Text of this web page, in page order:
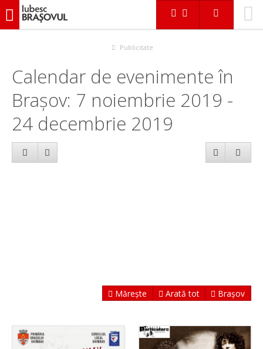
iubescbraşovul.ro
Publicitate
Calendar de evenimente în
Brașov: 7 noiembrie 2019 -
24 decembrie 2019
Mărește Arată tot Brașov